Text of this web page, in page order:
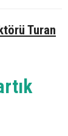
Turan